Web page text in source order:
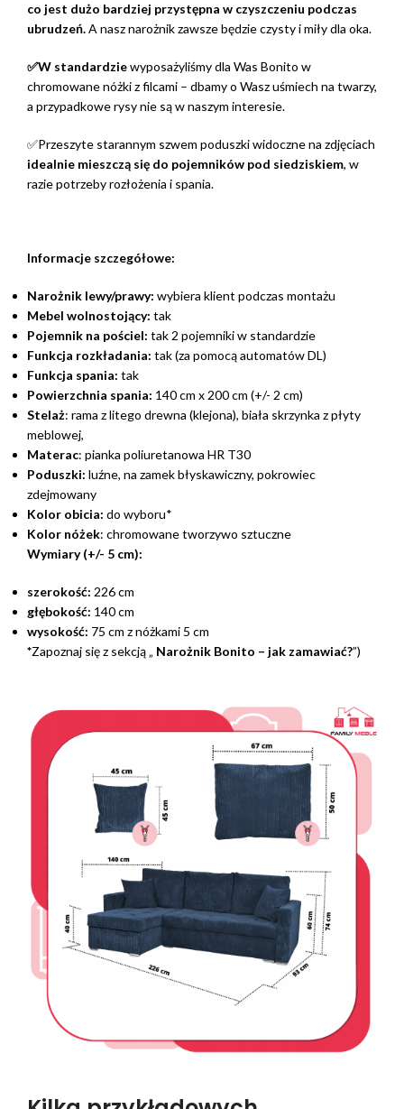
co jest dużo bardziej przystępna w czyszczeniu podczas
ubrudzeń.A nasz narożnik zawsze będzie czysty i miły dla oka.
✅W standardziewyposażyliśmy dla Was Bonito w
chromowane nóżki z filcami – dbamy o Wasz uśmiech na twarzy,
a przypadkowe rysy nie są w naszym interesie.
✅Przeszyte starannym szwem poduszki widoczne na zdjęciach
idealnie mieszczą się do pojemników pod siedziskiem, w
razie potrzeby rozłożenia i spania.
Informacje szczegółowe:
Narożnik lewy/prawy: wybiera klient podczas montażu
Mebel wolnostojący: tak
Pojemnik na pościel: tak 2 pojemniki w standardzie
Funkcja rozkładania: tak (za pomocą automatów DL)
Funkcja spania: tak
Powierzchnia spania: 140 cm x 200 cm (+/- 2 cm)
Stelaż: rama z litego drewna (klejona), biała skrzynka z płyty
meblowej,
Materac: pianka poliuretanowa HR T30
Poduszki: luźne, na zamek błyskawiczny, pokrowiec
zdejmowany
Kolor obicia: do wyboru*
Kolor nóżek: chromowane tworzywo sztuczne
Wymiary (+/- 5 cm):
szerokość: 226 cm
głębokość: 140 cm
wysokość: 75 cm z nóżkami 5 cm
*Zapoznaj się z sekcją „ Narożnik Bonito – jak zamawiać?”)